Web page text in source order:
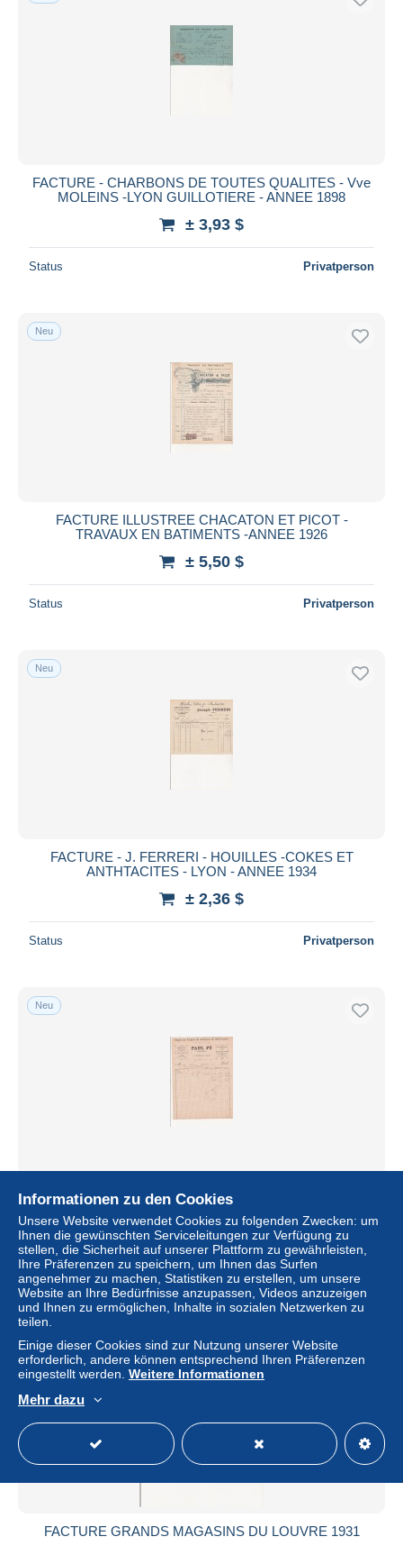
FACTURE - CHARBONS DE TOUTES QUALITES - Vve
MOLEINS -LYON GUILLOTIERE - ANNEE 1898
± 3,93 $
Status Privatperson
Neu
FACTURE ILLUSTREE CHACATON ET PICOT -
TRAVAUX EN BATIMENTS -ANNEE 1926
± 5,50 $
Status Privatperson
Neu
FACTURE - J. FERRERI - HOUILLES -COKES ET
ANTHTACITES - LYON - ANNEE 1934
± 2,36 $
Status Privatperson
Neu
PAUL PY - ENTREPRENEUR A TENAY - AIN - ANNEE
1900
± 2,36 $
Status Privatperson
Neu
FACTURE GRANDS MAGASINS DU LOUVRE 1931
Informationen zu den Cookies
Unsere Website verwendet Cookies zu folgenden Zwecken: um
Ihnen die gewünschten Serviceleitungen zur Verfügung zu
stellen, die Sicherheit auf unserer Plattform zu gewährleisten,
Ihre Präferenzen zu speichern, um Ihnen das Surfen
angenehmer zu machen, Statistiken zu erstellen, um unsere
Website an Ihre Bedürfnisse anzupassen, Videos anzuzeigen
und Ihnen zu ermöglichen, Inhalte in sozialen Netzwerken zu
teilen.
Einige dieser Cookies sind zur Nutzung unserer Website
erforderlich, andere können entsprechend Ihren Präferenzen
eingestellt werden. Weitere Informationen
Mehr dazu